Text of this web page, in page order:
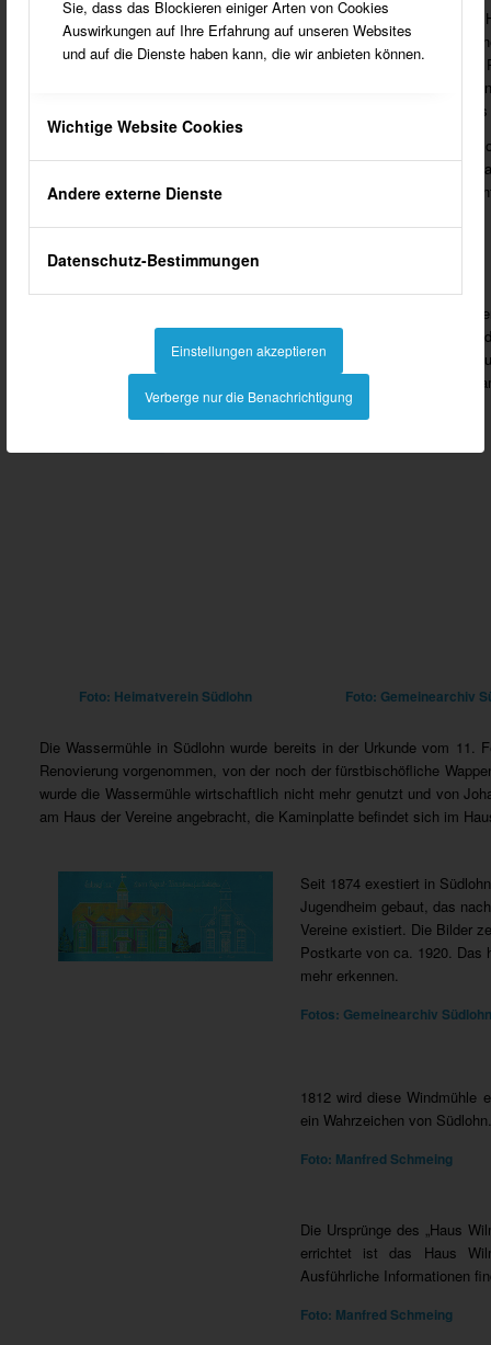
Sie, dass das Blockieren einiger Arten von Cookies
Auswirkungen auf Ihre Erfahrung auf unseren Websites
und auf die Dienste haben kann, die wir anbieten können.
Wichtige Website Cookies
Andere externe Dienste
Datenschutz-Bestimmungen
Einstellungen akzeptieren
Verberge nur die Benachrichtigung
Das heutige Hotel Südlohner
erste Briefsammelstelle
werden. Die letzte
Postgebäude. In dem
Neugliederung 1969 auch
Bei dem heutigen Hotel
vollständig erhaltene
des 19. Jahrhunderts steht
Foto: Heinz Dieter Bauer
Die Villa Cohausz wurde
umgestaltet. 1991 wurde
Wäldchen“ blieb als
Besinnungsweg der
Foto: Gemeinearchiv Südlohn
Foto: Heimatverein Südlohn Foto: Gemeinearchiv
Die Wassermühle in Südlohn wurde bereits in der Urkunde vom 11.
Renovierung vorgenommen, von der noch der fürstbischöfliche
wurde die Wassermühle wirtschaftlich nicht mehr genutzt und von
am Haus der Vereine angebracht, die Kaminplatte befindet sich im
Seit 1874 exestiert in
Jugendheim gebaut, das
Vereine existiert. Die Bilder
Postkarte von ca. 1920. Das
mehr erkennen.
Fotos: Gemeinearchiv Südlohn
1812 wird diese Windmühle
ein Wahrzeichen von
Foto: Manfred Schmeing
Die Ursprünge des „Haus
errichtet ist das Haus
Ausführliche Informationen
Foto: Manfred Schmeing